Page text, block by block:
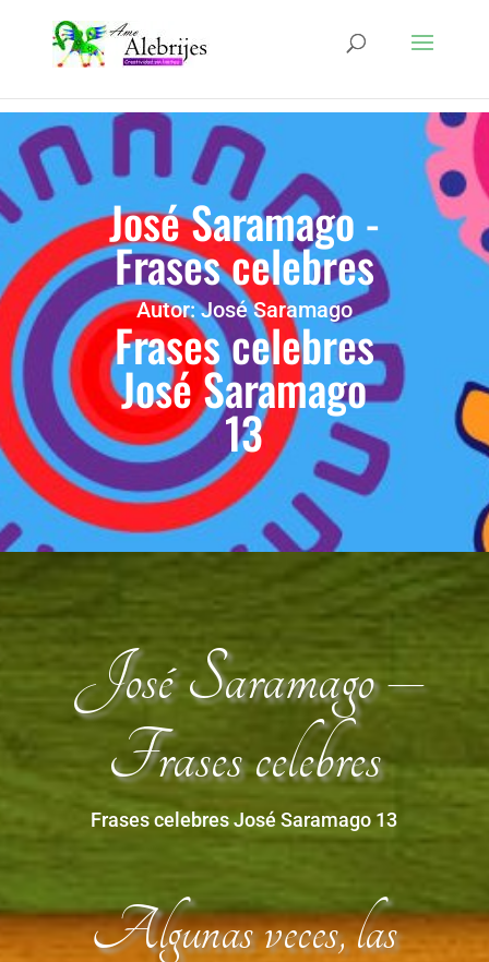
José Saramago -
Frases celebres
Autor: José Saramago
Frases celebres
José Saramago
13
José Saramago –
Frases celebres
Frases celebres José Saramago 13
Algunas veces, las